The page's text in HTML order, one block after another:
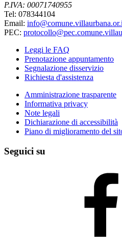
P.IVA: 00071740955
Tel: 078344104
Email:
PEC:
Leggi le FAQ
Prenotazione appuntamento
Segnalazione disservizio
Richiesta d'assistenza
Amministrazione trasparente
Informativa privacy
Note legali
Dichiarazione di accessibilità
Piano di miglioramento del
Seguici su